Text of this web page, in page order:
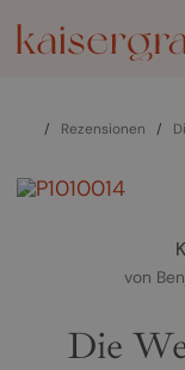
/ Rezensionen /
von
Die
zurück weiter